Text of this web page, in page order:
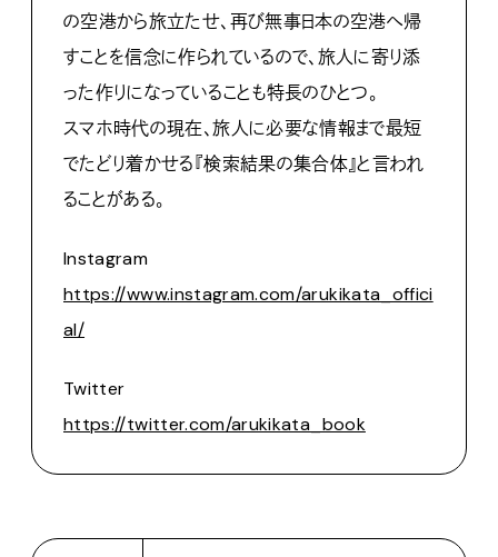
の空港から旅立たせ、再び無事日本の空港へ帰
すことを信念に作られているので、旅人に寄り添
った作りになっていることも特長のひとつ。
スマホ時代の現在、旅人に必要な情報まで最短
でたどり着かせる『検索結果の集合体』と言われ
ることがある。
Instagram
https://www.instagram.com/arukikata_offici
al/
Twitter
https://twitter.com/arukikata_book